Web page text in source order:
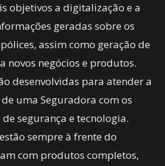
objetivos a digitalização e a
geradas sobre os
assim como geração de
novos negócios e produtos.
desenvolvidas para atender a
uma Seguradora com os
segurança e tecnologia.
sempre à frente do
com produtos completos,